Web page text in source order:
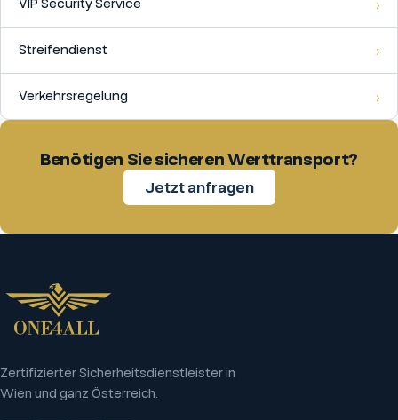
Streifendienst
Verkehrsregelung
Benötigen Sie sicheren Werttransport?
Jetzt anfragen
Zertifizierter Sicherheitsdienstleister in
Wien und ganz Österreich.